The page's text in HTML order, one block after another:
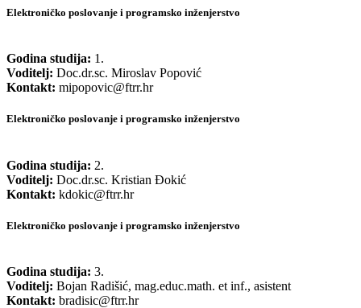
Elektroničko poslovanje i programsko inženjerstvo
Godina studija: 1.
Voditelj: Doc.dr.sc. Miroslav Popović​
Kontakt: mipopovic@ftrr.hr
Elektroničko poslovanje i programsko inženjerstvo
Godina studija: 2.
Voditelj: Doc.dr.sc. Kristian Đokić
Kontakt: kdokic@ftrr.hr
Elektroničko poslovanje i programsko inženjerstvo
Godina studija: 3.
Voditelj: Bojan Radišić, mag.educ.math. et inf., asistent​​
Kontakt: bradisic@ftrr.hr